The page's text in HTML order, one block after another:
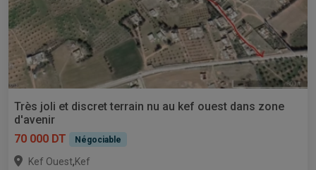
Très joli et discret terrain nu au kef ouest dans zone
d'avenir
70 000 DT
Négociable
Kef Ouest,Kef